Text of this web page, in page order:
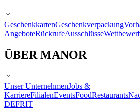
GeschenkkartenGeschenkverpackung
AngeboteRückrufeAusschlüsse
ÜBER MANOR
Unser UnternehmenJobs &
KarriereFilialenEventsFoodRestaurants
DEFRIT